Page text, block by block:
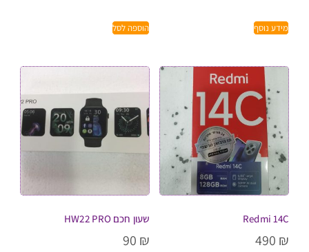
מידע נוסף הוספה לסל
Redmi 14C
490 ₪
שעון חכם HW22 PRO
90 ₪